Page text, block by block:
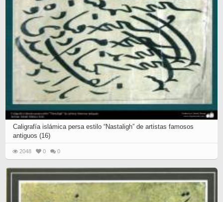
Caligrafía islámica persa estilo “Nastaligh” de artistas famosos
antiguos (16)
2048 0 0